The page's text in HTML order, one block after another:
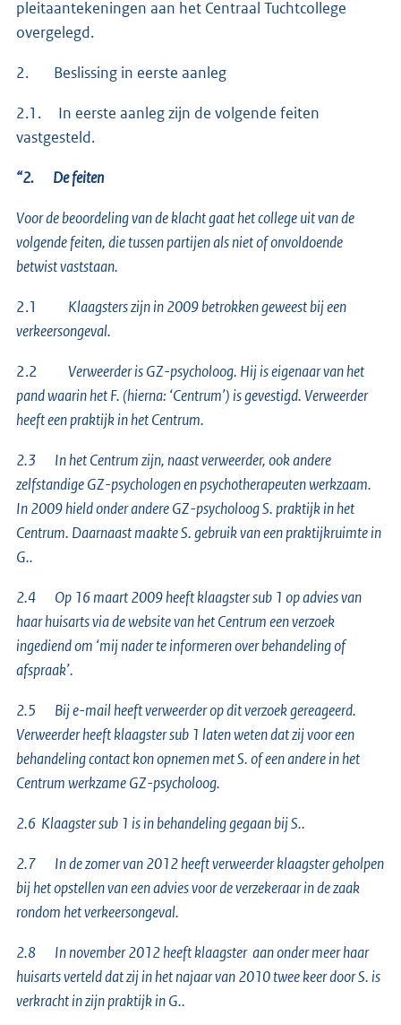
pleitaantekeningen aan het Centraal Tuchtcollege
overgelegd.
2. Beslissing in eerste aanleg
2.1. In eerste aanleg zijn de volgende feiten
vastgesteld.
“2. De feiten
Voor de beoordeling van de klacht gaat het college uit van de
volgende feiten, die tussen partijen als niet of onvoldoende
betwist vaststaan.
2.1 Klaagsters zijn in 2009 betrokken geweest bij een
verkeersongeval.
2.2 Verweerder is GZ-psycholoog. Hij is eigenaar van het
pand waarin het F. (hierna: ‘Centrum’) is gevestigd. Verweerder
heeft een praktijk in het Centrum.
2.3 In het Centrum zijn, naast verweerder, ook andere
zelfstandige GZ-psychologen en psychotherapeuten werkzaam.
In 2009 hield onder andere GZ-psycholoog S. praktijk in het
Centrum. Daarnaast maakte S. gebruik van een praktijkruimte in
G..
2.4 Op 16 maart 2009 heeft klaagster sub 1 op advies van
haar huisarts via de website van het Centrum een verzoek
ingediend om ‘mij nader te informeren over behandeling of
afspraak’.
2.5 Bij e-mail heeft verweerder op dit verzoek gereageerd.
Verweerder heeft klaagster sub 1 laten weten dat zij voor een
behandeling contact kon opnemen met S. of een andere in het
Centrum werkzame GZ-psycholoog.
2.6 Klaagster sub 1 is in behandeling gegaan bij S..
2.7 In de zomer van 2012 heeft verweerder klaagster geholpen
bij het opstellen van een advies voor de verzekeraar in de zaak
rondom het verkeersongeval.
2.8 In november 2012 heeft klaagster aan onder meer haar
huisarts verteld dat zij in het najaar van 2010 twee keer door S. is
verkracht in zijn praktijk in G..